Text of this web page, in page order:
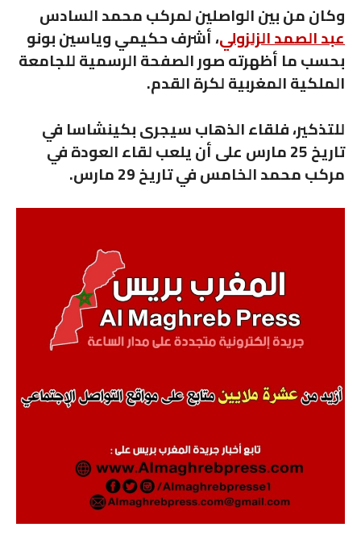
وكان من بين الواصلين لمركب محمد السادس
عبد الصمد الزلزولي، أشرف حكيمي وياسين بونو
بحسب ما أظهرته صور الصفحة الرسمية للجامعة
الملكية المغربية لكرة القدم.
للتذكير، فلقاء الذهاب سيجرى بكينشاسا في
تاريخ 25 مارس على أن يلعب لقاء العودة في
مركب محمد الخامس في تاريخ 29 مارس.